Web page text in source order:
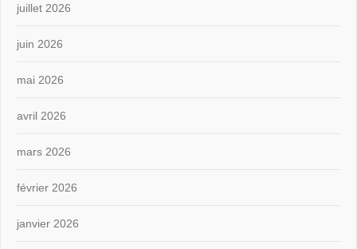
juillet 2026
juin 2026
mai 2026
avril 2026
mars 2026
février 2026
janvier 2026